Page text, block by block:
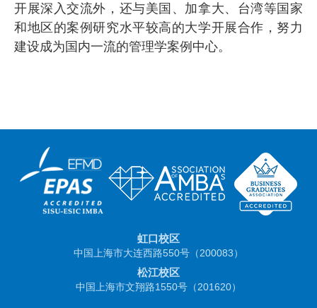
开展深入交流外，还与美国、加拿大、台湾等国家
和地区的案例研究水平较高的大学开展合作，努力
建设成为国内一流的管理学案例中心。
虹口校区
中国上海市大连西路550号（200083）
松江校区
中国上海市文翔路1550号（201620）